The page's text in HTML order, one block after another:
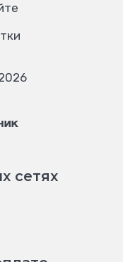
сетях